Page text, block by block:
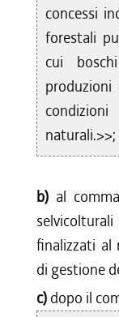
concessi
forestali
cui
produzioni
naturali.>>;
b) al
selvicolturali
finalizzati al
di gestione
c) dopo il